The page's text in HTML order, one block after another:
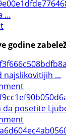
...
godine
najslikovitijih ...
da posetite